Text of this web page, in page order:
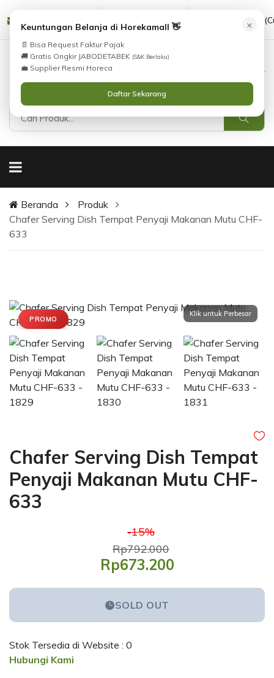
(021) 38783380 08551688000
Masuk
×
Keuntungan Belanja di Horekamall 👋
📄 Bisa Request Faktur Pajak
🚚 Gratis Ongkir JABODETABEK (S&K Berlaku)
💼 Supplier Resmi Horeca
Daftar Sekarang
Beranda
Produk
Chafer Serving Dish Tempat Penyaji Makanan Mutu CHF-
633
PROMO
Chafer Serving Dish Tempat
Penyaji Makanan Mutu CHF-
633
-15%
Rp792.000
Rp673.200
SOLD OUT
Stok Tersedia di Website : 0
Hubungi Kami
i Tidak Menemukan Produk yang Anda Cari?
Silahkan lihatKatalog
Hubungi Kami